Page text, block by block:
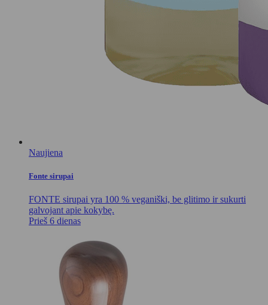
Naujiena
Fonte sirupai
FONTE sirupai yra 100 % veganiški, be glitimo ir sukurti
galvojant apie kokybę.
Prieš 6 dienas